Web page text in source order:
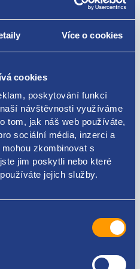
Více o cookies
cookies
poskytování funkcí
návštěvnosti využíváme
tom, jak náš web používáte,
sociální média, inzerci a
zkombinovat s
jim poskytli nebo které
jejich služby.
(červená kapalina do
chladiče)
Kód: 15387
Stav: nový díl
350 Kč
289 Kč bez DPH